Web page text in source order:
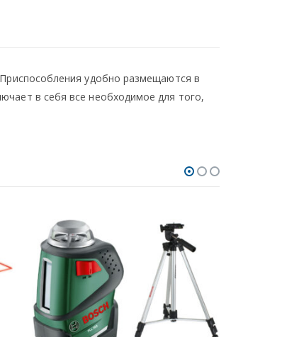
удобно размещаются в
в себя все необходимое для того,